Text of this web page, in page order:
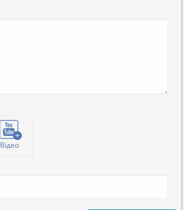
Відео